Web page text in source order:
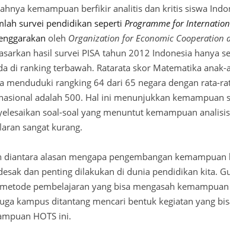
kemampuan berfikir analitis dan kritis siswa
survei pendidikan seperti Programme for
oleh Organization for Economic Cooperation
hasil survei PISA tahun 2012 Indonesia hanya
di ranking terbawah. Ratarata skor Matematika anak-
menduduki rangking 64 dari 65 negara dengan rata-
adalah 500. Hal ini menunjukkan kemampuan
soal-soal yang menuntut kemampuan
sangat kurang.
diantara alasan mengapa pengembangan
dan penting dilakukan di dunia pendidikan kita.
pembelajaran yang bisa mengasah
kampus ditantang mencari bentuk kegiatan yang
HOTS ini.